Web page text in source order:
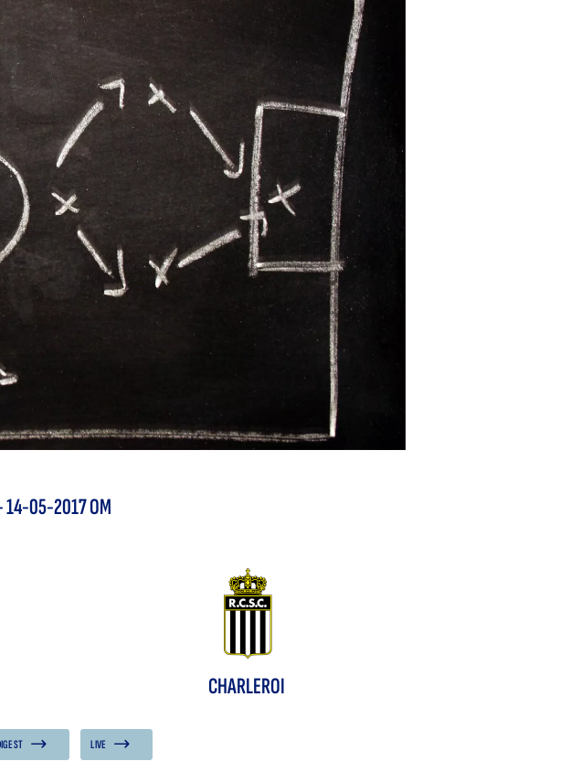
14-05-2017 OM
CHARLEROI
LIVE